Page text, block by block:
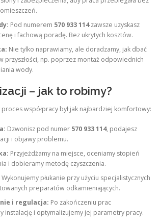
Pod numerem 570 933 114zawsze uzyskasz
i fachową poradę. Bez ukrytych kosztów.
Nie tylko naprawiamy, ale doradzamy, jak dbać
przyszłości, np. poprzez montaż odpowiednich
wody.
– jak to robimy?
współpracy był jak najbardziej komfortowy:
Dzwonisz pod numer 570 933 114, podajesz
i objawy problemu.
Przyjeżdżamy na miejsce, oceniamy stopień
i dobieramy metodę czyszczenia.
Wykonujemy płukanie przy użyciu specjalistycznych
preparatów odkamieniających.
i regulacja: Po zakończeniu prac
instalację i optymalizujemy jej parametry pracy.